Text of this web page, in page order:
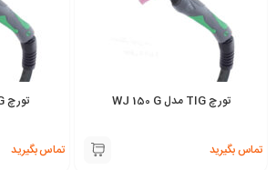
تورچ TIG مدل WJ 150 G
تماس بگیرید
تورچ TIG مدل WJ 26 G
تماس بگیرید